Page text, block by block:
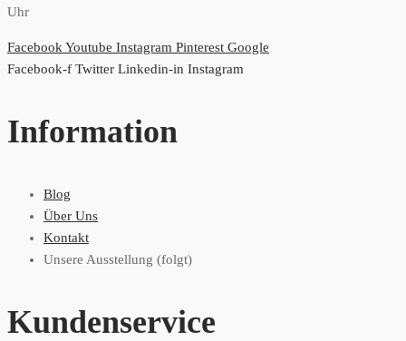
Uhr
FacebookYoutube Instagram Pinterest Google
Facebook-f Twitter Linkedin-in Instagram
Information
Blog
Über Uns
Kontakt
Unsere Ausstellung (folgt)
Kundenservice